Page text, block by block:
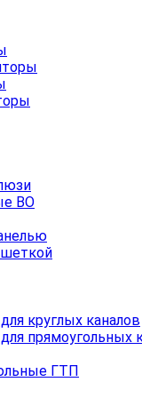
ВО
круглых каналов
прямоугольных
ГТП